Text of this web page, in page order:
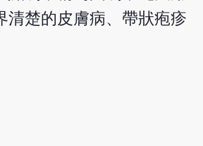
清楚的皮膚病、帶狀疱疹